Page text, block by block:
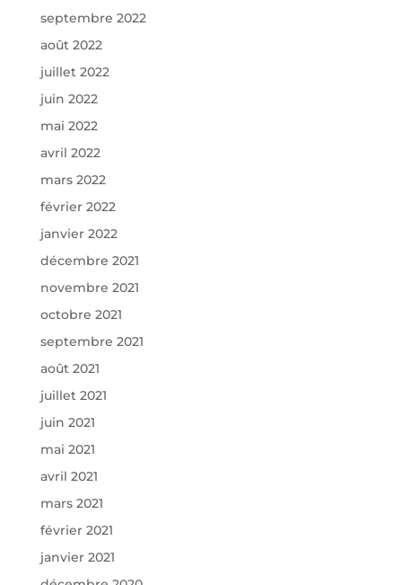
septembre 2022
août 2022
juillet 2022
juin 2022
mai 2022
avril 2022
mars 2022
février 2022
janvier 2022
décembre 2021
novembre 2021
octobre 2021
septembre 2021
août 2021
juillet 2021
juin 2021
mai 2021
avril 2021
mars 2021
février 2021
janvier 2021